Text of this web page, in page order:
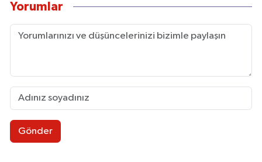
Yorumlar
Gönder